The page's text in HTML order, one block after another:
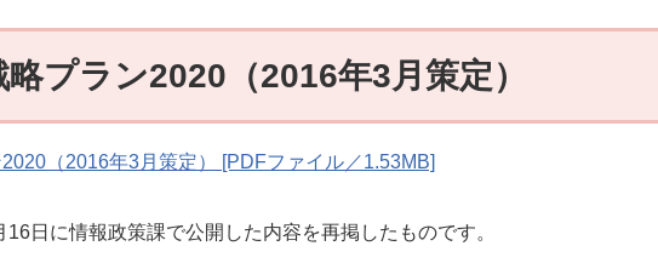
プラン2020（2016年3月策定）
（2016年3月策定） [PDFファイル／1.53MB]
日に情報政策課で公開した内容を再掲したものです。